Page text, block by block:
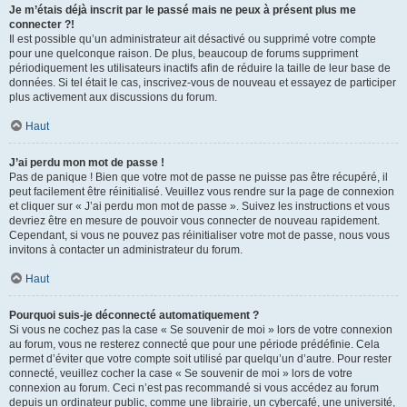
Je m’étais déjà inscrit par le passé mais ne peux à présent plus me
connecter ?!
Il est possible qu’un administrateur ait désactivé ou supprimé votre compte
pour une quelconque raison. De plus, beaucoup de forums suppriment
périodiquement les utilisateurs inactifs afin de réduire la taille de leur base de
données. Si tel était le cas, inscrivez-vous de nouveau et essayez de participer
plus activement aux discussions du forum.
Haut
J’ai perdu mon mot de passe !
Pas de panique ! Bien que votre mot de passe ne puisse pas être récupéré, il
peut facilement être réinitialisé. Veuillez vous rendre sur la page de connexion
et cliquer sur « J’ai perdu mon mot de passe ». Suivez les instructions et vous
devriez être en mesure de pouvoir vous connecter de nouveau rapidement.
Cependant, si vous ne pouvez pas réinitialiser votre mot de passe, nous vous
invitons à contacter un administrateur du forum.
Haut
Pourquoi suis-je déconnecté automatiquement ?
Si vous ne cochez pas la case « Se souvenir de moi » lors de votre connexion
au forum, vous ne resterez connecté que pour une période prédéfinie. Cela
permet d’éviter que votre compte soit utilisé par quelqu’un d’autre. Pour rester
connecté, veuillez cocher la case « Se souvenir de moi » lors de votre
connexion au forum. Ceci n’est pas recommandé si vous accédez au forum
depuis un ordinateur public, comme une librairie, un cybercafé, une université,